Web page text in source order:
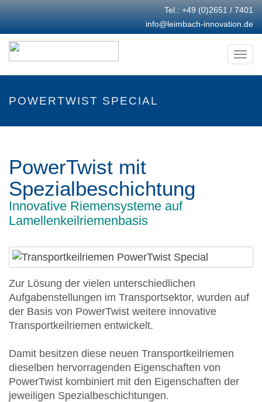
Tel.: +49 (0)2651 / 7401
info@leimbach-innovation.de
POWERTWIST SPECIAL
PowerTwist mit
Spezialbeschichtung
Innovative Riemensysteme auf
Lamellenkeilriemenbasis
Zur Lösung der vielen unterschiedlichen
Aufgabenstellungen im Transportsektor, wurden auf
der Basis von PowerTwist weitere innovative
Transportkeilriemen entwickelt.
Damit besitzen diese neuen Transportkeilriemen
dieselben hervorragenden Eigenschaften von
PowerTwist kombiniert mit den Eigenschaften der
jeweiligen Spezialbeschichtungen.